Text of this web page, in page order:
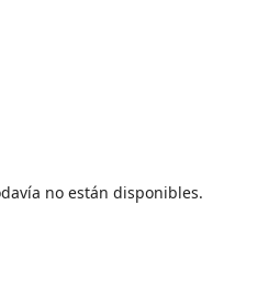
no están disponibles.